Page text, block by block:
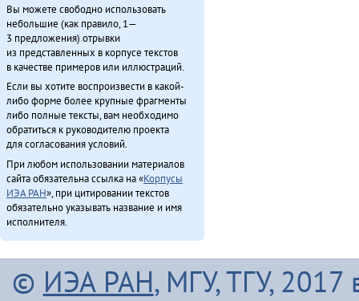
Вы можете свободно использовать
небольшие (как правило, 1—
3 предложения) отрывки
из представленных в корпусе текстов
в качестве примеров или иллюстраций.
Если вы хотите воспроизвести в какой-
либо форме более крупные фрагменты
либо полные тексты, вам необходимо
обратиться к руководителю проекта
для согласования условий.
При любом использовании материалов
сайта обязательна ссылка на «Корпусы
ИЭА РАН», при цитировании текстов
обязательно указывать название и имя
исполнителя.
© ИЭА РАН, МГУ, ТГУ, 2017